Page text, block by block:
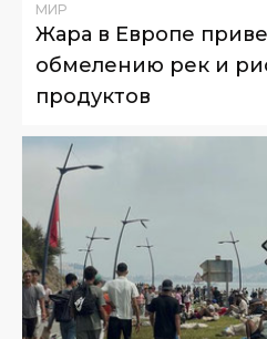
МИР
Жара в Европе
обмелению рек и
продуктов